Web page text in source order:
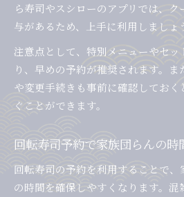
ら寿司やスシローのアプリでは、
与があるため、上手に利用しましょ
注意点として、特別メニューやセ
り、早めの予約が推奨されます。
や変更手続きも事前に確認してお
ぐことができます。
回転寿司予約で家族団らんの時
回転寿司の予約を利用することで
の時間を確保しやすくなります。